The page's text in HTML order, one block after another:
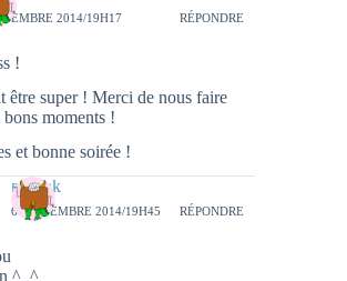
2014/19H17 RÉPONDRE
!
être super ! Merci de nous faire
bons moments !
et bonne soirée !
natieak
6 SEPTEMBRE 2014/19H45 RÉPONDRE
^_^